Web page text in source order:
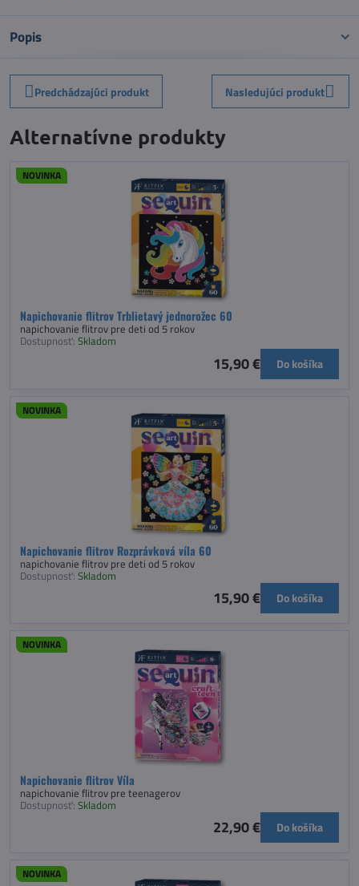
Popis
Predchádzajúci produkt Nasledujúci produkt
Alternatívne produkty
Napichovanie flitrov Trblietavý jednorožec 60
NOVINKA
napichovanie flitrov pre deti od 5 rokov
Dostupnosť: Skladom
15,90 € Do košíka
Napichovanie flitrov Rozprávková víla 60
NOVINKA
napichovanie flitrov pre deti od 5 rokov
Dostupnosť: Skladom
15,90 € Do košíka
Napichovanie flitrov Víla
NOVINKA
napichovanie flitrov pre teenagerov
Dostupnosť: Skladom
22,90 € Do košíka
NOVINKA